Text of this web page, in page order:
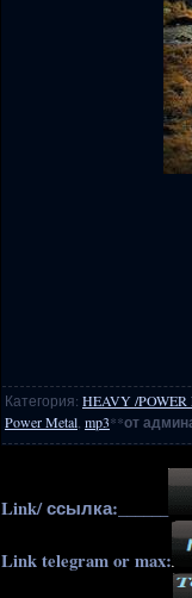
Категория: HEAVY /
Power Metal mp3**от
Link/ ссылка:______
Link telegram or max: